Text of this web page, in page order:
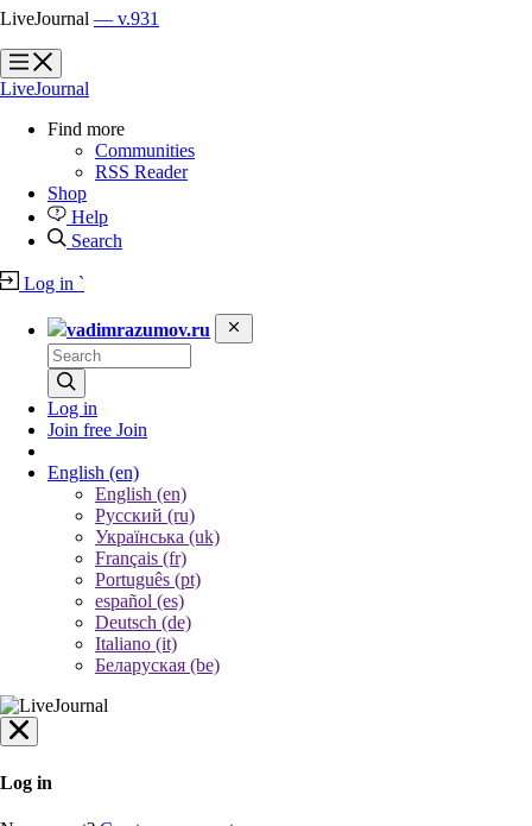
LiveJournal — v.931
?
?
LiveJournal
Find more
Communities
RSS Reader
Shop
Help
Search
Log in `
vadimrazumov.ru
Log in
Join free Join
English (en)
English (en)
Русский (ru)
Українська (uk)
Français (fr)
Português (pt)
español (es)
Deutsch (de)
Italiano (it)
Беларуская (be)
Log in